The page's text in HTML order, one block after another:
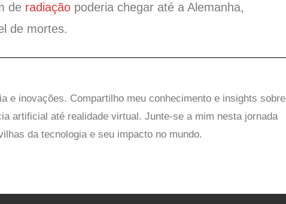
de radiação poderia chegar até a Alemanha,
de mortes.
e inovações. Compartilho meu conhecimento e insights sobre
artificial até realidade virtual. Junte-se a mim nesta jornada
da tecnologia e seu impacto no mundo.